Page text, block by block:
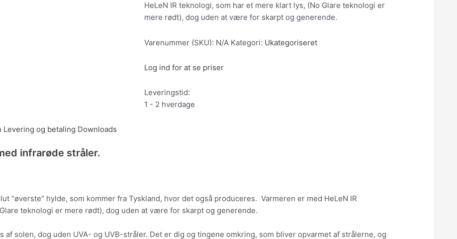
HeLeN IR teknologi, som har et mere klart lys, (No Glare teknologi er
mere rødt), dog uden at være for skarpt og generende.
Varenummer (SKU): N/A Kategori: Ukategoriseret
Log ind for at se priser
Leveringstid:
1 - 2 hverdage
Levering og betaling Downloads
infrarøde stråler.
“øverste” hylde, som kommer fra Tyskland, hvor det også produceres. Varmeren er med HeLeN IR
teknologi er mere rødt), dog uden at være for skarpt og generende.
af solen, dog uden UVA- og UVB-stråler. Det er dig og tingene omkring, som bliver opvarmet af strålerne, og